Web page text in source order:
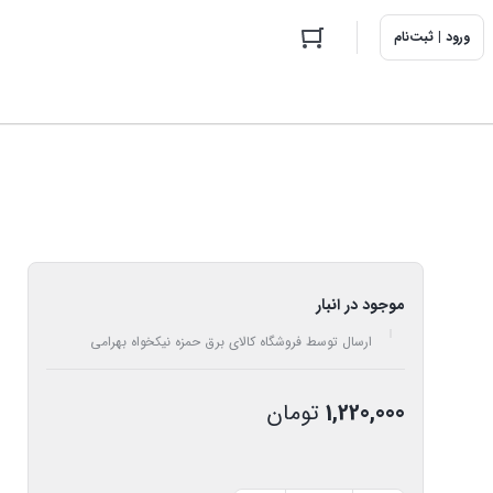
ورود | ثبت‌نام
موجود در انبار
ارسال توسط فروشگاه کالای برق حمزه نیکخواه بهرامی
1,220,000 تومان